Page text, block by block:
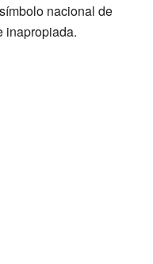
nacional de
inapropiada.